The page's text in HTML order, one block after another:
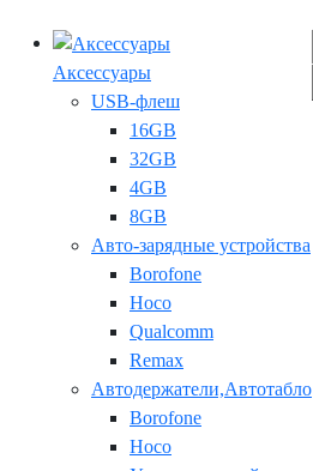
Аксессуары
USB-флеш
16GB
32GB
4GB
8GB
Авто-зарядные устройства
Borofone
Hoco
Qualcomm
Remax
Автодержатели,Автотабло
Borofone
Hoco